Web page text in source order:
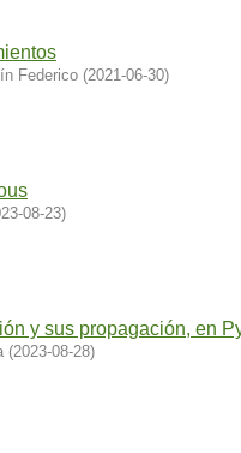
Federico (2021-06-30)
08-23)
y sus propagación, en
(2023-08-28)